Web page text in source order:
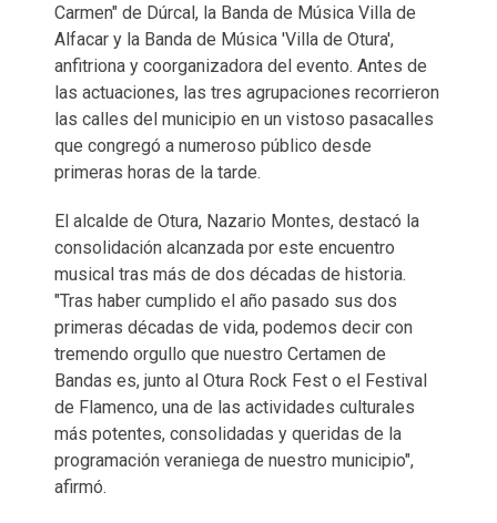
Carmen" de Dúrcal, la Banda de Música Villa de
Alfacar y la Banda de Música 'Villa de Otura',
anfitriona y coorganizadora del evento. Antes de
las actuaciones, las tres agrupaciones recorrieron
las calles del municipio en un vistoso pasacalles
que congregó a numeroso público desde
primeras horas de la tarde.
El alcalde de Otura, Nazario Montes, destacó la
consolidación alcanzada por este encuentro
musical tras más de dos décadas de historia.
"Tras haber cumplido el año pasado sus dos
primeras décadas de vida, podemos decir con
tremendo orgullo que nuestro Certamen de
Bandas es, junto al Otura Rock Fest o el Festival
de Flamenco, una de las actividades culturales
más potentes, consolidadas y queridas de la
programación veraniega de nuestro municipio",
afirmó.